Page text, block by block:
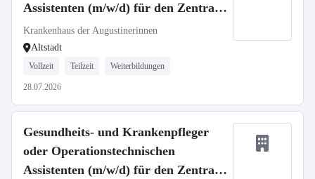
Assistenten (m/w/d) für den Zentral
OP - Neuaufbau unserer Spätdienste
Krankenhaus der Augustinerinnen
Altstadt
Vollzeit Teilzeit Weiterbildungen
28.07.2026
Gesundheits- und Krankenpfleger
oder Operationstechnischen
Assistenten (m/w/d) für den Zentral